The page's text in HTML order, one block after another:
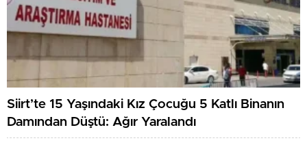
Siirt’te 15 Yaşındaki Kız Çocuğu 5 Katlı Binanın
Damından Düştü: Ağır Yaralandı